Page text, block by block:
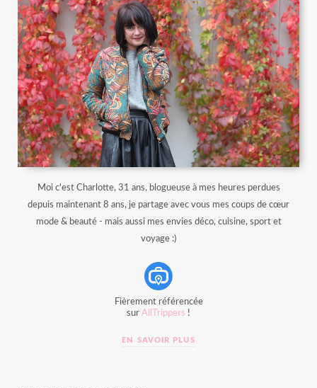
Moi c'est Charlotte, 31 ans, blogueuse à mes heures perdues
depuis maintenant 8 ans, je partage avec vous mes coups de cœur
mode & beauté - mais aussi mes envies déco, cuisine, sport et
voyage :)
Fièrement référencée
sur AllTrippers !
EN SAVOIR PLUS